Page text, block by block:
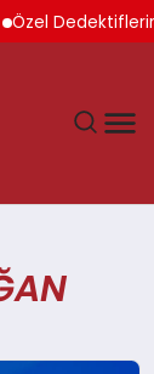
Özel Dedektiflerin